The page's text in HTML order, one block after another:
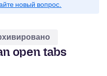
новый вопрос.
open tabs